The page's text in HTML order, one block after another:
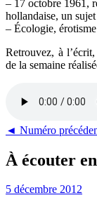
– 17 octobre 1961,
hollandaise, un
– Écologie,
Retrouvez, à
de la semaine
◄ Numéro
À écouter
5 décembre 2012